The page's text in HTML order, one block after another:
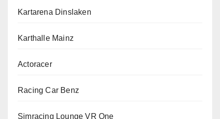
Kartarena Dinslaken
Karthalle Mainz
Actoracer
Racing Car Benz
Simracing Lounge VR One